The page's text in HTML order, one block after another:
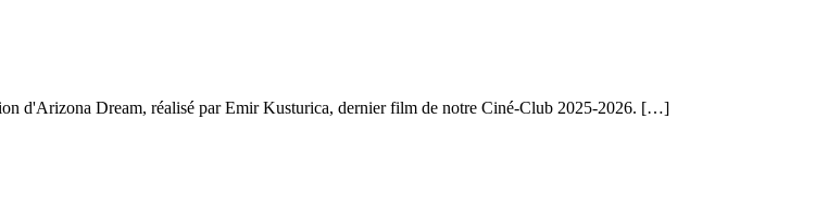
d'Arizona Dream, réalisé par Emir Kusturica, dernier film de notre Ciné-Club 2025-2026. […]